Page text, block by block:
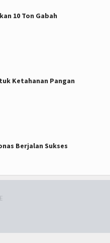
10 Ton Gabah
Ketahanan Pangan
Berjalan Sukses